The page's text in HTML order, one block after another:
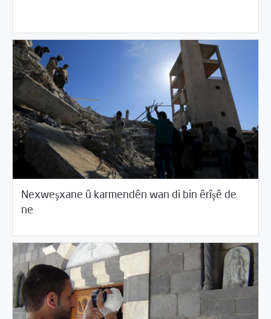
Nexweşxane û karmendên wan di bin êrîşê de
ne
24/2017